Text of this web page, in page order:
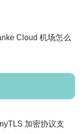
Cloud 机场怎么
加密协议支